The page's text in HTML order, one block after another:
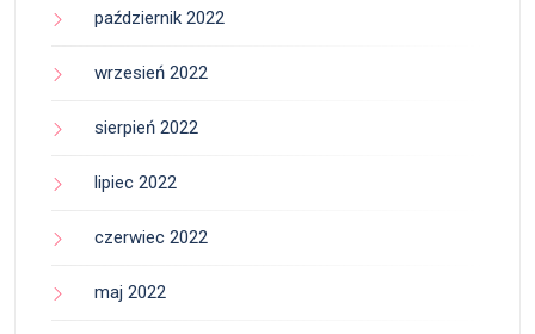
październik 2022
wrzesień 2022
sierpień 2022
lipiec 2022
czerwiec 2022
maj 2022